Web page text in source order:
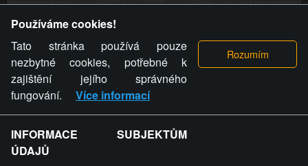
videa a komentáře. Osoba, které se toto opatření provozovatele
stránky týče, ani osoba, která umístila fotografii nebo video na
stránku, nemůže z důvodu odstranění fotografie, videa nebo
komentáře pro výše uvedenou okolnost uplatnit vůči
provozovateli stránky žádný nárok na náhradu škody nebo
nemajetkové újmy.
ZVRÁCENÝ.CZ - Svět není zvrácenej. To jen
Používáme cookies!
Tato stránka používá pouze
nezbytné cookies, potřebné k
zajištění jejího správného
fungování.
Více informací
INFORMACE SUBJEKTŮM
ÚDAJŮ